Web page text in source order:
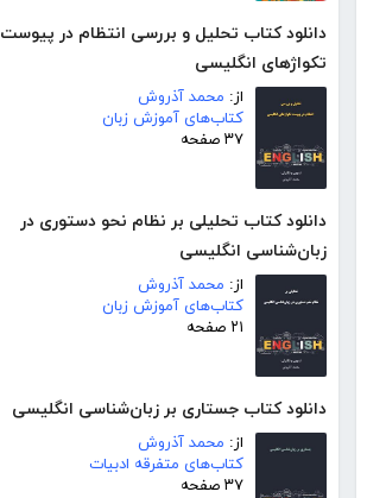
دانلود کتاب تحلیل و بررسی انتظام در پیوست
تکواژهای انگلیسی
از: محمد آذروش
کتاب‌های آموزش زبان
۳۷ صفحه
دانلود کتاب تحلیلی بر نظام نحو دستوری در
زبان‌شناسی انگلیسی
از: محمد آذروش
کتاب‌های آموزش زبان
۲۱ صفحه
دانلود کتاب جستاری بر زبان‌شناسی انگلیسی
از: محمد آذروش
کتاب‌های متفرقه ادبیات
۳۷ صفحه